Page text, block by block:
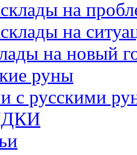
на
на
на новый
руны
с русскими